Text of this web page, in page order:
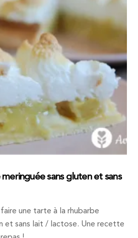
sans gluten et sans
une tarte à la rhubarbe
et sans lait / lactose. Une recette